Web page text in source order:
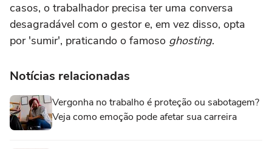
casos, o trabalhador precisa ter uma conversa
desagradável com o gestor e, em vez disso, opta
por 'sumir', praticando o famoso ghosting.
Notícias relacionadas
Vergonha no trabalho é proteção ou sabotagem?
Veja como emoção pode afetar sua carreira